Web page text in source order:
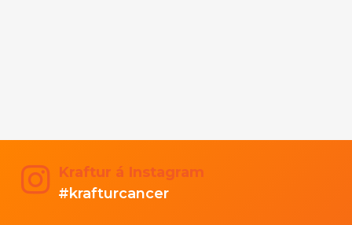
Kraftur á Instagram
#krafturcancer